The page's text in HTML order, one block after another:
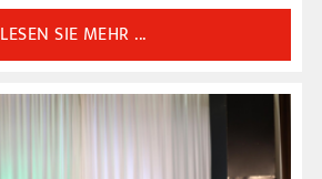
LESEN SIE MEHR ...